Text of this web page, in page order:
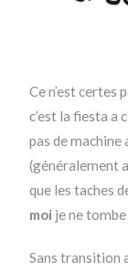
Ce n’est certes
c’est la fiesta a
pas de machine
(généralement
que les taches
moi je ne tombe
Sans transition